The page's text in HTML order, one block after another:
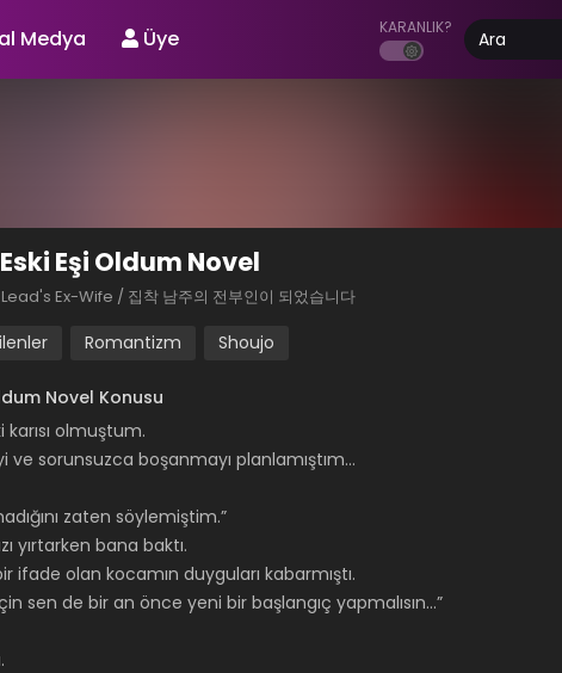
Medya Üye KARANLIK?
Eşi Oldum Novel
Ex-Wife / 집착 남주의 전부인이 되었습니다
Romantizm Shoujo
Novel Konusu
olmuştum.
sorunsuzca boşanmayı planlamıştım…
zaten söylemiştim.”
yırtarken bana baktı.
ifade olan kocamın duyguları kabarmıştı.
sen de bir an önce yeni bir başlangıç yapmalısın…”